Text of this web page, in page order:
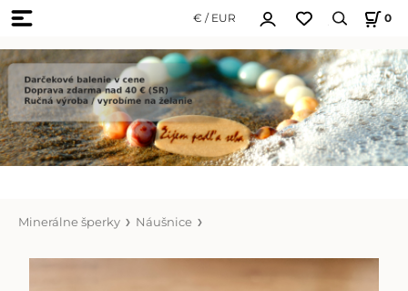
€ / EUR 0
Minerálne šperky Náušnice